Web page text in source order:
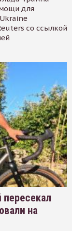
для
со ссылкой
на